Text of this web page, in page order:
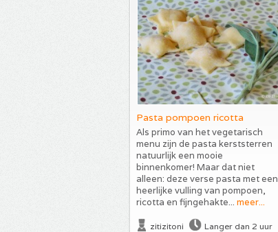
Pasta pompoen ricotta
Als primo van het vegetarisch
menu zijn de pasta kerststerren
natuurlijk een mooie
binnenkomer! Maar dat niet
alleen: deze verse pasta met een
heerlijke vulling van pompoen,
ricotta en fijngehakte... meer...
zitizitoni Langer dan 2 uur